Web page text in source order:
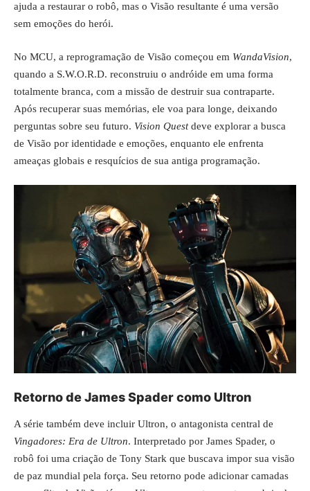
ajuda a restaurar o robô, mas o Visão resultante é uma versão
sem emoções do herói.
No MCU, a reprogramação de Visão começou em WandaVision,
quando a S.W.O.R.D. reconstruiu o andróide em uma forma
totalmente branca, com a missão de destruir sua contraparte.
Após recuperar suas memórias, ele voa para longe, deixando
perguntas sobre seu futuro. Vision Questdeve explorar a busca
de Visão por identidade e emoções, enquanto ele enfrenta
ameaças globais e resquícios de sua antiga programação.
Retorno de James Spader como Ultron
A série também deve incluir Ultron, o antagonista central de
Vingadores: Era de Ultron. Interpretado por James Spader, o
robô foi uma criação de Tony Stark que buscava impor sua visão
de paz mundial pela força. Seu retorno pode adicionar camadas